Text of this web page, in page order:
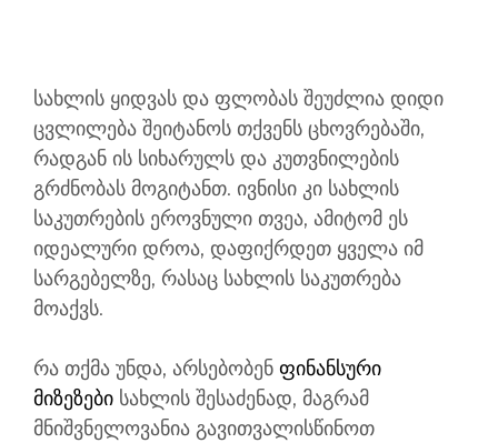
სახლის ყიდვას და ფლობას შეუძლია დიდი
ცვლილება შეიტანოს თქვენს ცხოვრებაში,
რადგან ის სიხარულს და კუთვნილების
გრძნობას მოგიტანთ. ივნისი კი სახლის
საკუთრების ეროვნული თვეა, ამიტომ ეს
იდეალური დროა, დაფიქრდეთ ყველა იმ
სარგებელზე, რასაც სახლის საკუთრება
მოაქვს.
რა თქმა უნდა, არსებობენ ფინანსური
მიზეზები სახლის შესაძენად, მაგრამ
მნიშვნელოვანია გავითვალისწინოთ